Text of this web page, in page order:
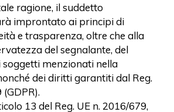
ragione, il suddetto
improntato ai principi di
e trasparenza, oltre che alla
del segnalante, del
soggetti menzionati nella
dei diritti garantiti dal Reg.
13 del Reg. UE n. 2016/679,